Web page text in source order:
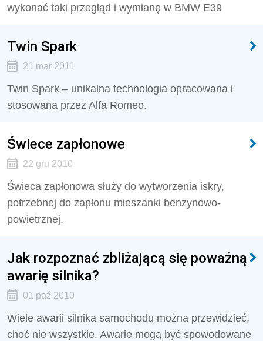
wykonać taki przegląd i wymianę w BMW E39
Twin Spark
21 mar 2011
Twin Spark – unikalna technologia opracowana i
stosowana przez Alfa Romeo.
Świece zapłonowe
22 gru 2010
Świeca zapłonowa służy do wytworzenia iskry,
potrzebnej do zapłonu mieszanki benzynowo-
powietrznej.
Jak rozpoznać zbliżającą się poważną
awarię silnika?
01 paź 2010
Wiele awarii silnika samochodu można przewidzieć,
choć nie wszystkie. Awarie mogą być spowodowane